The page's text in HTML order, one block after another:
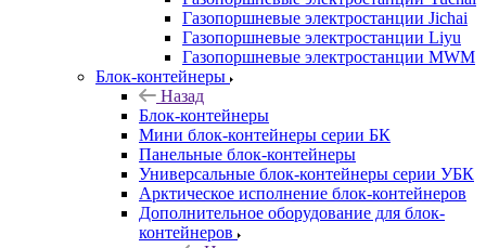
Газопоршневые электростанции Jichai
Газопоршневые электростанции Liyu
Газопоршневые электростанции MWM
Блок-контейнеры
Назад
Блок-контейнеры
Мини блок-контейнеры серии БК
Панельные блок-контейнеры
Универсальные блок-контейнеры серии УБК
Арктическое исполнение блок-контейнеров
Дополнительное оборудование для блок-
контейнеров